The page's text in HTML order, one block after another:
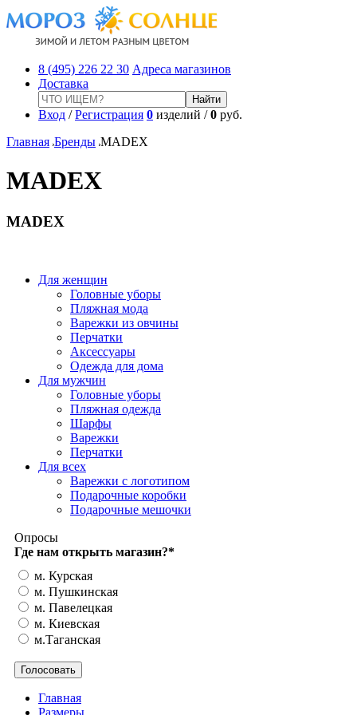
8 (495) 226 22 30 Адреса магазинов
Доставка
Вход /Регистрация 0 изделий /0 руб.
Главная Бренды MADEX
MADEX
MADEX
Для женщин
Головные уборы
Пляжная мода
Варежки из овчины
Перчатки
Аксессуары
Одежда для дома
Для мужчин
Головные уборы
Пляжная одежда
Шарфы
Варежки
Перчатки
Для всех
Варежки с логотипом
Подарочные коробки
Подарочные мешочки
Опросы
Где нам открыть магазин?*
м. Курская
м. Пушкинская
м. Павелецкая
м. Киевская
м.Таганская
Главная
Размеры